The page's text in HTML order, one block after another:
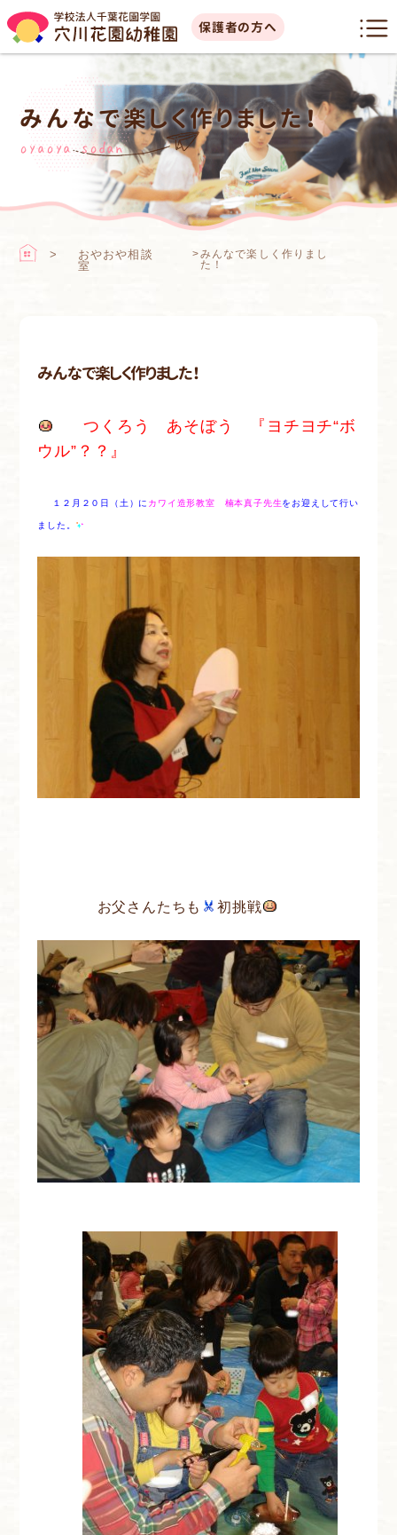
保護者の方へ
みんなで楽しく作りました！
oyaoya sodan
おやおや相談
室
>みんなで楽しく作りまし
た！
みんなで楽しく作りました！
つくろう あそぼう 『ヨチヨチ“ボ
ウル”？？』
１２月２０日（土） に カワイ造形教室 楠本真子先生をお迎えして行い
ました。
お父さんたちも 初挑戦